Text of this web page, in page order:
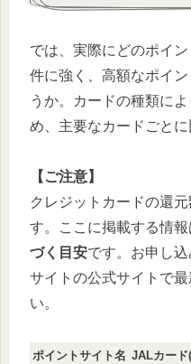
では、実際にどのポイ
件に強く、高額なポイ
うか。カードの種類に
め、主要なカードごとに
【ご注意】
クレジットカードの還
す。ここに掲載する情報
づく目安です。お申し
サイトの公式サイトで
い。
ポイントサイト名 JALカー